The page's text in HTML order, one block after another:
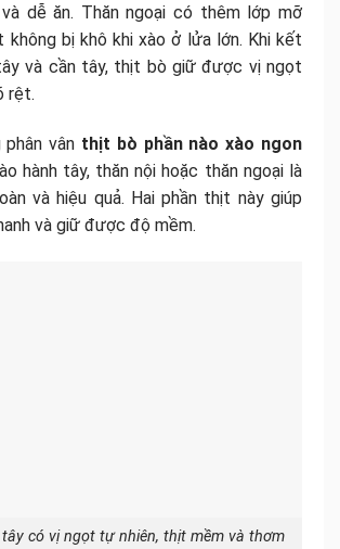
dễ ăn. Thăn ngoại có thêm lớp mỡ
không bị khô khi xào ở lửa lớn. Khi kết
và cần tây, thịt bò giữ được vị ngọt
rệt.
phân vân thịt bò phần nào xào ngon
hành tây, thăn nội hoặc thăn ngoại là
và hiệu quả. Hai phần thịt này giúp
và giữ được độ mềm.
có vị ngọt tự nhiên, thịt mềm và thơm